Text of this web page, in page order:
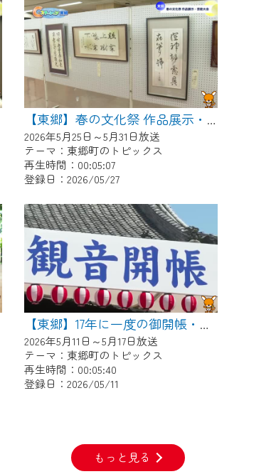
【東郷】春の文化祭 作品展示・芸能大会
2026年5月25日～5月31日放送
テーマ：東郷町のトピックス
再生時間：00:05:07
登録日：2026/05/27
【東郷】17年に一度の御開帳・稚児行列
2026年5月11日～5月17日放送
テーマ：東郷町のトピックス
再生時間：00:05:40
登録日：2026/05/11
もっと見る